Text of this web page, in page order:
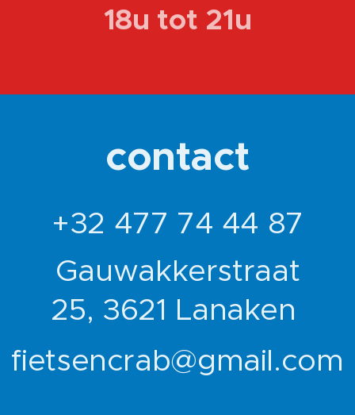
18u tot 21u
contact
+32 477 74 44 87
Gauwakkerstraat
25, 3621 Lanaken
fietsencrab@gmail.com